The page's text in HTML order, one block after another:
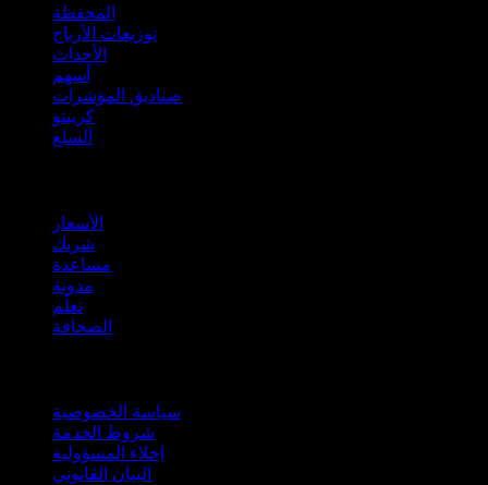
المحفظة
توزيعات الأرباح
الأحداث
أسهم
صناديق المؤشرات
كريبتو
السلع
الأسعار
شريك
مساعدة
مدونة
تعلّم
الصحافة
سياسة الخصوصية
شروط الخدمة
إخلاء المسؤولية
البيان القانوني